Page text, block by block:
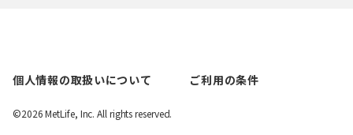
個人情報の取扱いについて ご利用の条件
©2026 MetLife, Inc. All rights reserved.